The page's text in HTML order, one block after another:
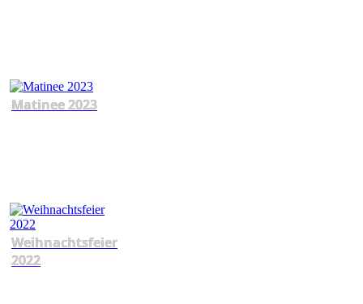
Matinee 2023
Weihnachtsfeier
2022